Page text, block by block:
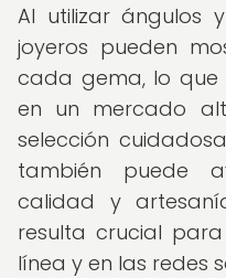
Al utilizar ángulos
joyeros pueden
cada gema, lo que
en un mercado
selección
también puede
calidad y
resulta crucial
línea y en las redes